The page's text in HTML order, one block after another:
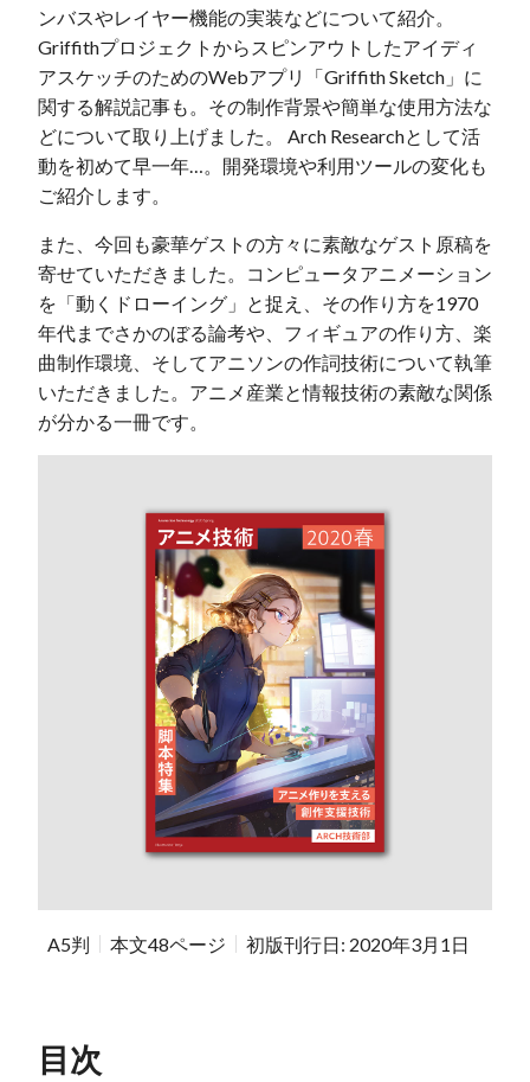
ンバスやレイヤー機能の実装などについて紹介。
Griffithプロジェクトからスピンアウトしたアイディ
アスケッチのためのWebアプリ「Griffith Sketch」に
関する解説記事も。その制作背景や簡単な使用方法な
どについて取り上げました。 Arch Researchとして活
動を初めて早一年…。開発環境や利用ツールの変化も
ご紹介します。
また、今回も豪華ゲストの方々に素敵なゲスト原稿を
寄せていただきました。コンピュータアニメーション
を「動くドローイング」と捉え、その作り方を1970
年代までさかのぼる論考や、フィギュアの作り方、楽
曲制作環境、そしてアニソンの作詞技術について執筆
いただきました。アニメ産業と情報技術の素敵な関係
が分かる一冊です。
A5判 本文48ページ 初版刊行日: 2020年3月1日
目次